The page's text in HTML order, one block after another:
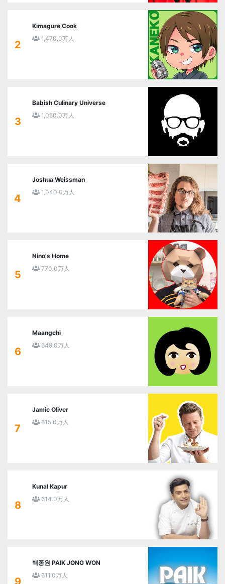
2
Kimagure Cook
1,470.0万人
3
Babish Culinary Universe
1,050.0万人
4
Joshua Weissman
1,040.0万人
5
Nino's Home
770.0万人
6
Maangchi
649.0万人
7
Jamie Oliver
615.0万人
8
Kunal Kapur
614.0万人
백종원 PAIK JONG WON
611.0万人